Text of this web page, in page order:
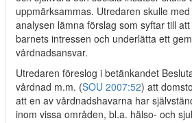
uppmärksammas. Utredaren skulle
analysen lämna förslag som syftar till
barnets intressen och underlätta ett
vårdnadsansvar.
Utredaren föreslog i betänkandet
vårdnad m.m. (SOU 2007:52) att
att en av vårdnadshavarna har
inom vissa områden, bl.a. hälso- och